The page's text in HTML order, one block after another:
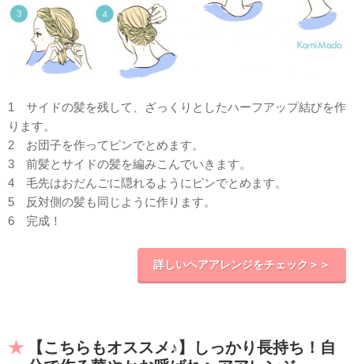
1 サイドの髪を残して、ざっくりとしたハーフアップ結びを作
ります。
2 お団子を作ってピンでとめます。
3 前髪とサイドの髪を編みこんでいきます。
4 毛先はおだんごに隠れるようにピンでとめます。
5 反対側の髪も同じように作ります。
6 完成！
詳しいヘアアレンジをチェック＞＞
【こちらもオススメ♪】しっかり長持ち！自